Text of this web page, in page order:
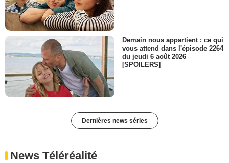
Demain nous appartient : ce qui
vous attend dans l'épisode 2264
du jeudi 6 août 2026
[SPOILERS]
Dernières news séries
News Téléréalité